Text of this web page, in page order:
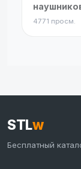
4771 просм.
STLw
Бесплатный